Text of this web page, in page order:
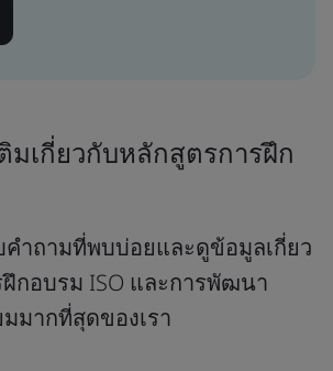
มเกี่ยวกับหลักสูตรการฝึก
ำถามที่พบบ่อยและดูข้อมูลเกี่ยว
กอบรม ISO และการพัฒนา
มากที่สุดของเรา